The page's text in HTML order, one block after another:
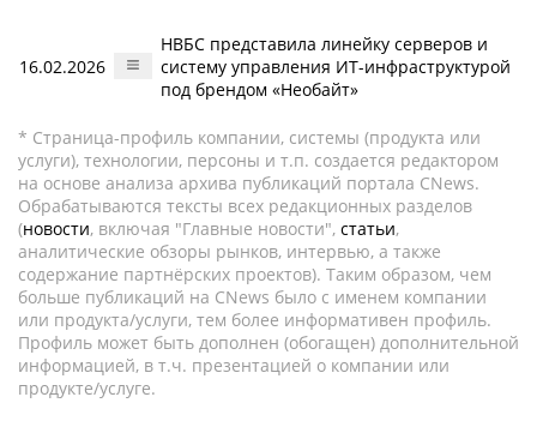
16.02.2026
НВБС представила линейку серверов и
систему управления ИТ-инфраструктурой
под брендом «Необайт»
* Страница-профиль компании, системы (продукта или
услуги), технологии, персоны и т.п. создается редактором
на основе анализа архива публикаций портала CNews.
Обрабатываются тексты всех редакционных разделов
(новости, включая "Главные новости", статьи,
аналитические обзоры рынков, интервью, а также
содержание партнёрских проектов). Таким образом, чем
больше публикаций на CNews было с именем компании
или продукта/услуги, тем более информативен профиль.
Профиль может быть дополнен (обогащен) дополнительной
информацией, в т.ч. презентацией о компании или
продукте/услуге.